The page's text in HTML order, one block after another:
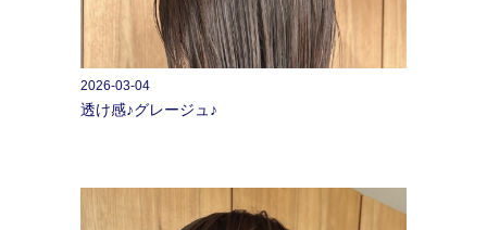
2026-03-04
透け感♪グレージュ♪